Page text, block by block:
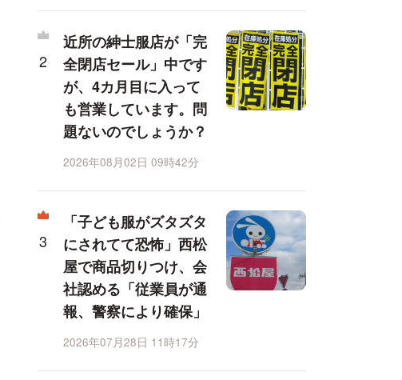
近所の紳士服店が「完
全閉店セール」中です
が、4カ月目に入って
も営業しています。問
題ないのでしょうか？
2026年08月02日 09時42分
「子ども服がズタズタ
にされてて恐怖」西松
屋で商品切りつけ、会
社認める「従業員が通
報、警察により確保」
2026年07月28日 11時17分